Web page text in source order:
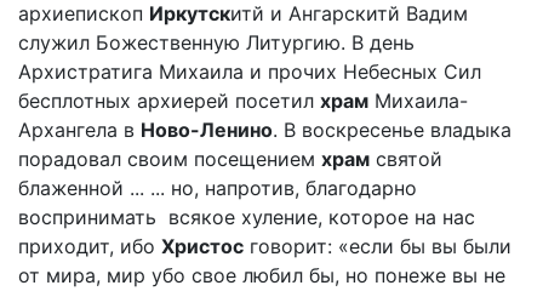
архиепископ Иркутскитй и Ангарскитй Вадим
служил Божественную Литургию. В день
Архистратига Михаила и прочих Небесных Сил
бесплотных архиерей посетил храм Михаила-
Архангела в Ново-Ленино. В воскресенье владыка
порадовал своим посещением храм святой
блаженной ... ... но, напротив, благодарно
воспринимать всякое хуление, которое на нас
приходит, ибо Христос говорит: «если бы вы были
от мира, мир убо свое любил бы, но понеже вы не